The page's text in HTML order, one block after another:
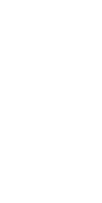
Huellas
Huellas
boisei
¿Qué es